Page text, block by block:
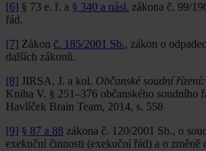
[6] § 73 e. ř. a § 340 a násl. zákona č. 99/
řád.
[7] Zákon č. 185/2001 Sb., zákon o
dalších zákonů.
[8] JIRSA, J. a kol. Občanské soudní
Kniha V. § 251–376 občanského soudního
Havlíček Brain Team, 2014, s. 558
[9] § 87 a 88 zákona č. 120/2001 Sb., o
exekuční činnosti (exekuční řád) a o změně